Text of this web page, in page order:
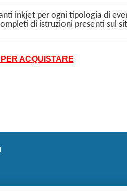
inkjet per ogni tipologia di
di istruzioni presenti sul
ACQUISTARE